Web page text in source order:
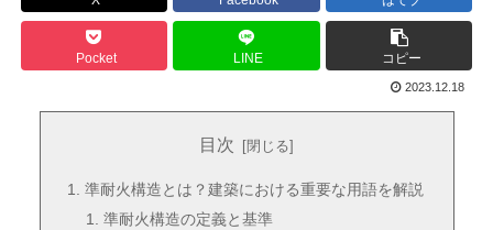
Pocket LINE コピー
2023.12.18
目次
準耐火構造とは？建築における重要な用語を解説
準耐火構造の定義と基準